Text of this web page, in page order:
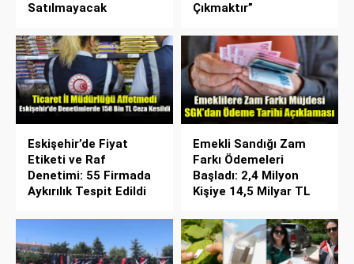
Satılmayacak
Çıkmaktır”
Eskişehir’de Fiyat
Etiketi ve Raf
Denetimi: 55 Firmada
Aykırılık Tespit Edildi
Emekli Sandığı Zam
Farkı Ödemeleri
Başladı: 2,4 Milyon
Kişiye 14,5 Milyar TL